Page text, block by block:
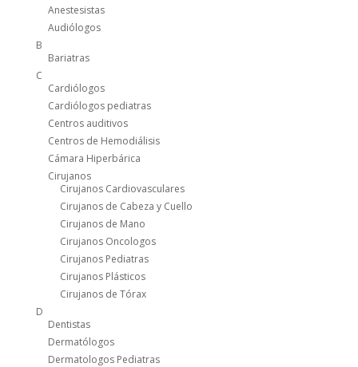
Anestesistas
Audiólogos
B
Bariatras
C
Cardiólogos
Cardiólogos pediatras
Centros auditivos
Centros de Hemodiálisis
Cámara Hiperbárica
Cirujanos
Cirujanos Cardiovasculares
Cirujanos de Cabeza y Cuello
Cirujanos de Mano
Cirujanos Oncologos
Cirujanos Pediatras
Cirujanos Plásticos
Cirujanos de Tórax
D
Dentistas
Dermatólogos
Dermatologos Pediatras